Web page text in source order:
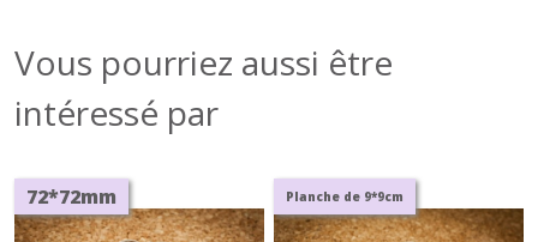
Vous pourriez aussi être
intéressé par
72*72mm Planche de 9*9cm